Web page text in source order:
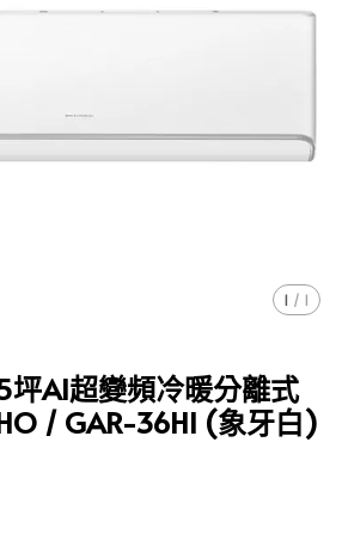
1 / 1
坪AI超變頻冷暖分離式
/ GAR-36HI (象牙白)